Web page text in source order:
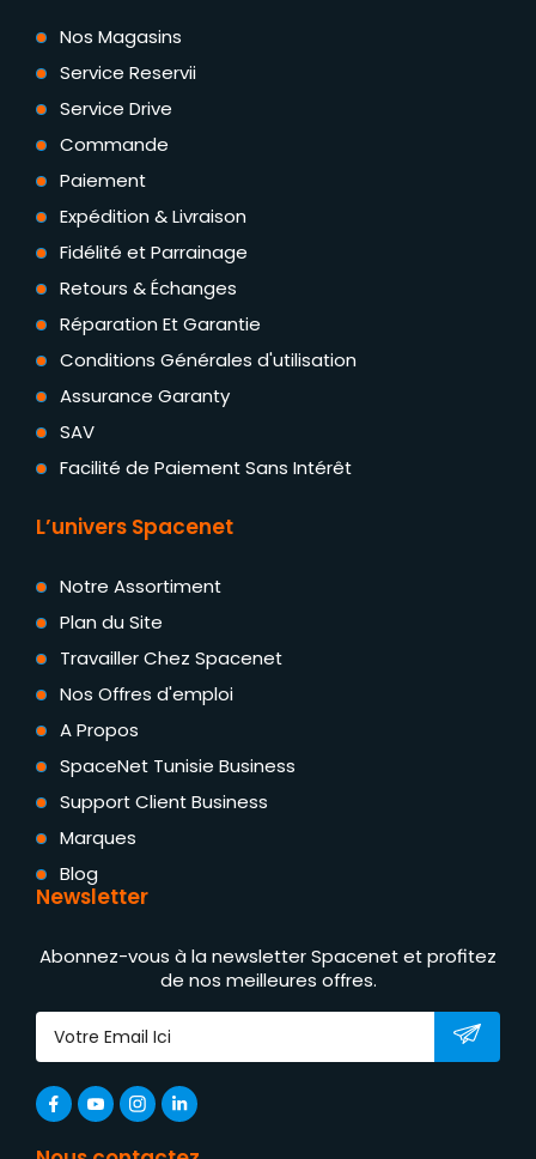
Nos Magasins
Service Reservii
Service Drive
Commande
Paiement
Expédition & Livraison
Fidélité et Parrainage
Retours & Échanges
Réparation Et Garantie
Conditions Générales d'utilisation
Assurance Garanty
SAV
Facilité de Paiement Sans Intérêt
L’univers Spacenet
Notre Assortiment
Plan du Site
Travailler Chez Spacenet
Nos Offres d'emploi
A Propos
SpaceNet Tunisie Business
Support Client Business
Marques
Blog
Newsletter
Abonnez-vous à la newsletter Spacenet et profitez
de nos meilleures offres.